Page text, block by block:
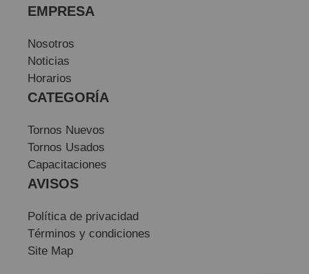
EMPRESA
Nosotros
Noticias
Horarios
CATEGORÍA
Tornos Nuevos
Tornos Usados
Capacitaciones
AVISOS
Política de privacidad
Términos y condiciones
Site Map